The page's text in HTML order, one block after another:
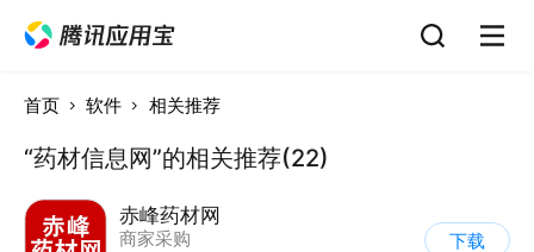
首页 软件 相关推荐
“药材信息网”的相关推荐(22)
赤峰药材网
商家采购
下载